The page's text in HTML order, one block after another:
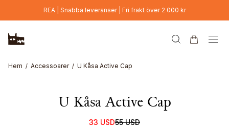
Hoppa till huvudinnehållREA | Snabba leveranser | Fri frakt över 2 000 kr
Hem Accessoarer U Kåsa Active Cap
U Kåsa Active Cap
33 USD55 USD